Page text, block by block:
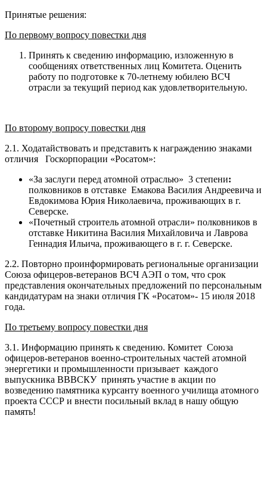
Принятые решения:
По первому вопросу повестки дня
Принять к сведению информацию, изложенную в
сообщениях ответственных лиц Комитета. Оценить
работу по подготовке к 70-летнему юбилею ВСЧ
отрасли за текущий период как удовлетворительную.
По второму вопросу повестки дня
2.1. Ходатайствовать и представить к награждению знаками
отличия Госкорпорации «Росатом»:
«За заслуги перед атомной отраслью» 3 степени:
полковников в отставке Емакова Василия Андреевича и
Евдокимова Юрия Николаевича, проживающих в г.
Северске.
«Почетный строитель атомной отрасли» полковников в
отставке Никитина Василия Михайловича и Лаврова
Геннадия Ильича, проживающего в г. г. Северске.
2.2. Повторно проинформировать региональные организации
Союза офицеров-ветеранов ВСЧ АЭП о том, что срок
представления окончательных предложений по персональным
кандидатурам на знаки отличия ГК «Росатом»- 15 июля 2018
года.
По третьему вопросу повестки дня
3.1. Информацию принять к сведению. Комитет Союза
офицеров-ветеранов военно-строительных частей атомной
энергетики и промышленности призывает каждого
выпускника ВВВСКУ принять участие в акции по
возведению памятника курсанту военного училища атомного
проекта СССР и внести посильный вклад в нашу общую
память!